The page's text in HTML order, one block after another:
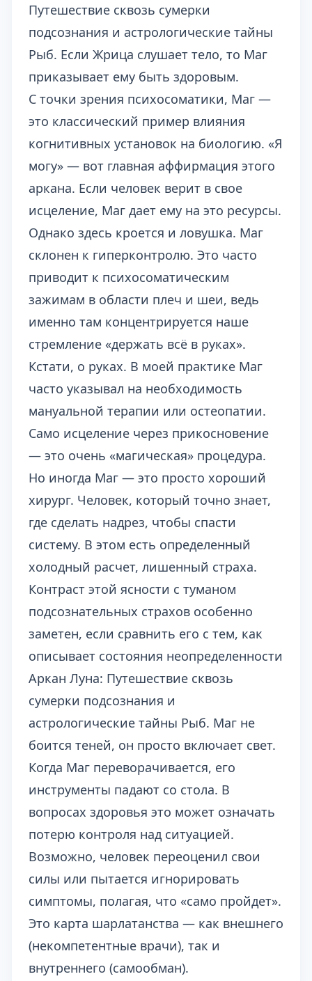
Путешествие сквозь сумерки
подсознания и астрологические тайны
Рыб. Если Жрица слушает тело, то Маг
приказывает ему быть здоровым.
С точки зрения психосоматики, Маг —
это классический пример влияния
когнитивных установок на биологию. «Я
могу» — вот главная аффирмация этого
аркана. Если человек верит в свое
исцеление, Маг дает ему на это ресурсы.
Однако здесь кроется и ловушка. Маг
склонен к гиперконтролю. Это часто
приводит к психосоматическим
зажимам в области плеч и шеи, ведь
именно там концентрируется наше
стремление «держать всё в руках».
Кстати, о руках. В моей практике Маг
часто указывал на необходимость
мануальной терапии или остеопатии.
Само исцеление через прикосновение
— это очень «магическая» процедура.
Но иногда Маг — это просто хороший
хирург. Человек, который точно знает,
где сделать надрез, чтобы спасти
систему. В этом есть определенный
холодный расчет, лишенный страха.
Контраст этой ясности с туманом
подсознательных страхов особенно
заметен, если сравнить его с тем, как
описывает состояния неопределенности
Аркан Луна: Путешествие сквозь
сумерки подсознания и
астрологические тайны Рыб. Маг не
боится теней, он просто включает свет.
Когда Маг переворачивается, его
инструменты падают со стола. В
вопросах здоровья это может означать
потерю контроля над ситуацией.
Возможно, человек переоценил свои
силы или пытается игнорировать
симптомы, полагая, что «само пройдет».
Это карта шарлатанства — как внешнего
(некомпетентные врачи), так и
внутреннего (самообман).